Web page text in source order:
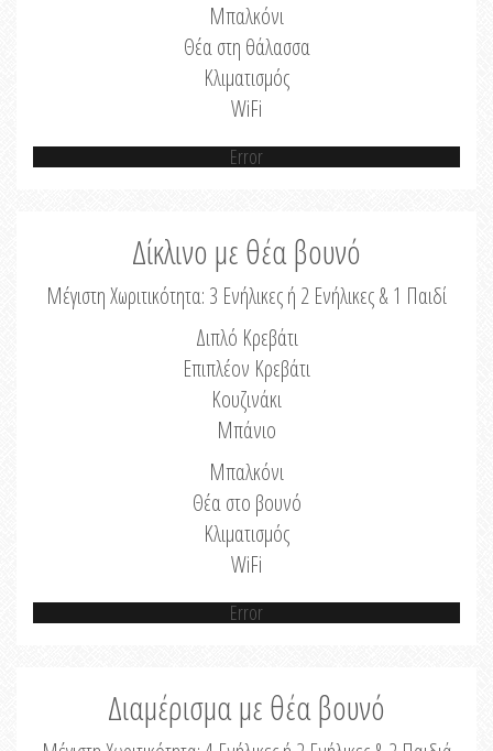
Μπαλκόνι
Θέα στη θάλασσα
Κλιματισμός
WiFi
Error
Δίκλινο με θέα βουνό
Μέγιστη Χωριτικότητα: 3 Ενήλικες ή 2 Ενήλικες & 1 Παιδί
Διπλό Κρεβάτι
Επιπλέον Κρεβάτι
Κουζινάκι
Μπάνιο
Μπαλκόνι
Θέα στο βουνό
Κλιματισμός
WiFi
Error
Διαμέρισμα με θέα βουνό